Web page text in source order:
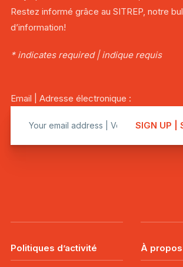
Restez informé grâce au SITREP, notre
d’information!
* indicates required | indique requis
Email | Adresse électronique :
Politiques d’activité À propos